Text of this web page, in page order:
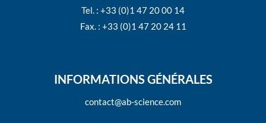
Tel. : +33 (0)1 47 20 00 14
Fax. : +33 (0)1 47 20 24 11
INFORMATIONS GÉNÉRALES
contact@ab-science.com